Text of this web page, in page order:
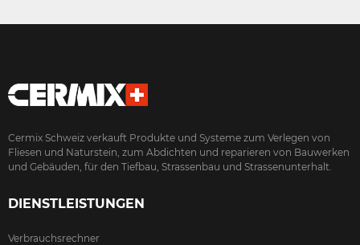
Cermix Schweiz verkauft Produkte und Systeme zum Verlegen von
Fliesen und Naturstein, zum Abdichten und reparieren von Bauwerken
und Gebäuden, für den Tiefbau, Strassenbau und Strassenunterhalt.
DIENSTLEISTUNGEN
Verbrauchsrechner